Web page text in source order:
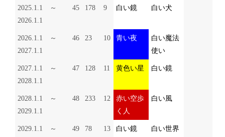
2025.1.1 ～
2026.1.1
45 178 9 白い鏡 白い犬
2026.1.1 ～
2027.1.1
46 23 10 青い夜
白い魔法
使い
2027.1.1 ～
2028.1.1
47 128 11 黄色い星 白い鏡
2028.1.1 ～
2029.1.1
48 233 12
赤い空歩
く人
白い風
2029.1.1 ～
49 78 13 白い鏡
白い世界